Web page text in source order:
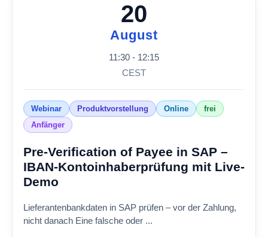
20
August
11:30 - 12:15
CEST
Webinar Produktvorstellung Online
frei
Anfänger
Pre-Verification of Payee in SAP –
IBAN-Kontoinhaberprüfung mit Live-
Demo
Lieferantenbankdaten in SAP prüfen – vor der Zahlung,
nicht danach Eine falsche oder ...